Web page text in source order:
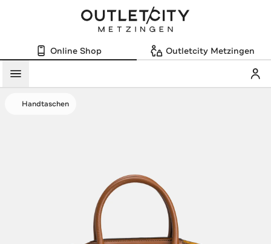
Online Shop Outletcity Metzingen
Menü
Handtaschen